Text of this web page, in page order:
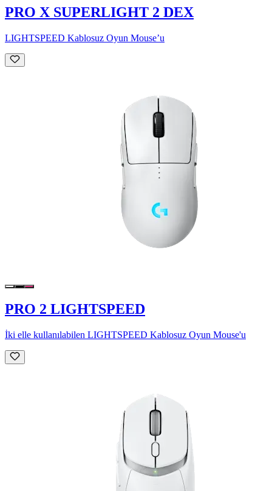
PRO X SUPERLIGHT 2 DEX
LIGHTSPEED Kablosuz Oyun Mouse’u
PRO 2 LIGHTSPEED
İki elle kullanılabilen LIGHTSPEED Kablosuz Oyun Mouse'u